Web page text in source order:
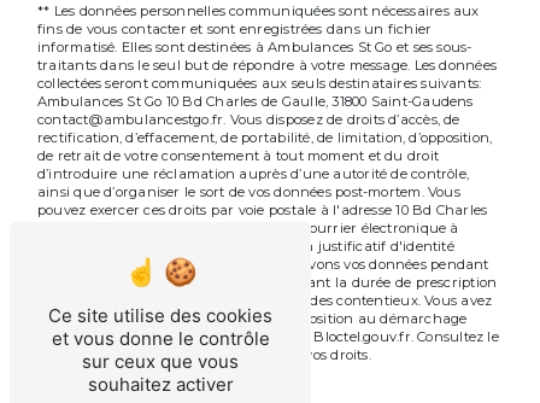
** Les données personnelles communiquées sont nécessaires aux
fins de vous contacter et sont enregistrées dans un fichier
informatisé. Elles sont destinées à Ambulances St Go et ses sous-
traitants dans le seul but de répondre à votre message. Les données
collectées seront communiquées aux seuls destinataires suivants:
Ambulances St Go 10 Bd Charles de Gaulle, 31800 Saint-Gaudens
contact@ambulancestgo.fr. Vous disposez de droits d’accès, de
rectification, d’effacement, de portabilité, de limitation, d’opposition,
de retrait de votre consentement à tout moment et du droit
d’introduire une réclamation auprès d’une autorité de contrôle,
ainsi que d’organiser le sort de vos données post-mortem. Vous
pouvez exercer ces droits par voie postale à l'adresse 10 Bd Charles
de Gaulle, 31800 Saint-Gaudens ou par courrier électronique à
l'adresse contact@ambulancestgo.fr. Un justificatif d'identité
pourra vous être demandé. Nous conservons vos données pendant
la période de prise de contact puis pendant la durée de prescription
légale aux fins probatoires et de gestion des contentieux. Vous avez
le droit de vous inscrire sur la liste d'opposition au démarchage
téléphonique, disponible à cette adresse: Bloctel.gouv.fr . Consultez le
site cnil.fr pour plus d’informations sur vos droits.
Ce site utilise des cookies
et vous donne le contrôle
sur ceux que vous
souhaitez activer